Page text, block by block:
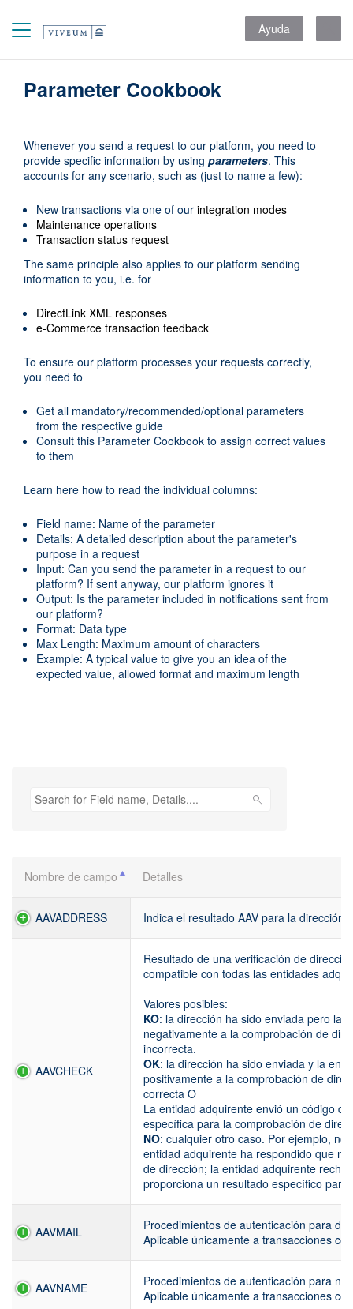
Ayuda
Parameter Cookbook
Whenever you send a request to our platform, you need to
provide specific information by using parameters. This
accounts for any scenario, such as (just to name a few):
New transactions via one of our integration modes
Maintenance operations
Transaction status request
The same principle also applies to our platform sending
information to you, i.e. for
DirectLink XML responses
e-Commerce transaction feedback
To ensure our platform processes your requests correctly,
you need to
Get all mandatory/recommended/optional parameters
from the respective guide
Consult this Parameter Cookbook to assign correct values
to them
Learn here how to read the individual columns:
Field name: Name of the parameter
Details: A detailed description about the parameter's
purpose in a request
Input: Can you send the parameter in a request to our
platform? If sent anyway, our platform ignores it
Output: Is the parameter included in notifications sent from
our platform?
Format: Data type
Max Length: Maximum amount of characters
Example: A typical value to give you an idea of the
expected value, allowed format and maximum length
Nombre de campo
Detalles
AAVADDRESS
Indica el resultado AAV para la dirección
AAVCHECK
Resultado de una verificación de
compatible con todas las entidades
Valores posibles:
KO: la dirección ha sido enviada pero la
negativamente a la comprobación de
incorrecta.
OK: la dirección ha sido enviada y la
positivamente a la comprobación de
correcta O
La entidad adquirente envió un código
específica para la comprobación de
NO: cualquier otro caso. Por ejemplo,
entidad adquirente ha respondido que
de dirección; la entidad adquirente
proporciona un resultado específico
AAVMAIL
Procedimientos de autenticación para
Aplicable únicamente a transacciones
AAVNAME
Procedimientos de autenticación para
Aplicable únicamente a transacciones